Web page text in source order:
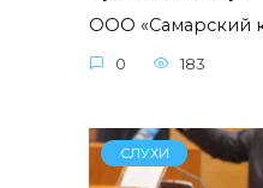
ООО «Самарский
0 183
СЛУХИ